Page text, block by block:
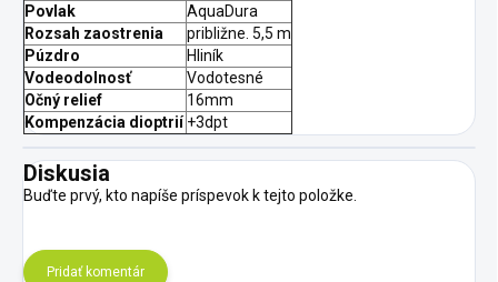
Povlak
AquaDura
Rozsah zaostrenia
približne. 5,5 m
Púzdro
Hliník
Vodeodolnosť
Vodotesné
Očný relief
16mm
Kompenzácia dioptrií +3dpt
Diskusia
Buďte prvý, kto napíše príspevok k tejto položke.
Pridať komentár